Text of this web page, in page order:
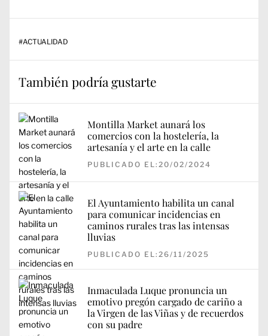
#ACTUALIDAD
También podría gustarte
Montilla Market aunará los
comercios con la hostelería, la
artesanía y el arte en la calle
PUBLICADO EL:20/02/2024
El Ayuntamiento habilita un canal
para comunicar incidencias en
caminos rurales tras las intensas
lluvias
PUBLICADO EL:26/11/2025
Inmaculada Luque pronuncia un
emotivo pregón cargado de cariño a
la Virgen de las Viñas y de recuerdos
con su padre